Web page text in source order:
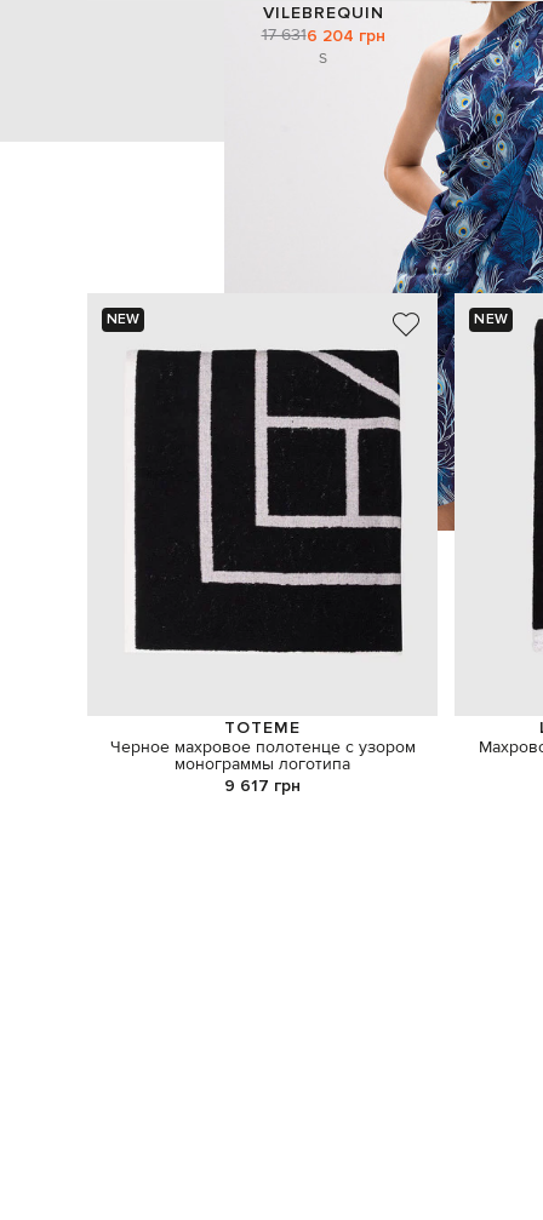
ИЩЕТЕ НОВЫЙ ОБРАЗ?
Давайте подберем что-то еще
Похожие товары
VILEBREQUIN
17 6316 204 грн
S
NEW
TOTEME
Черное махровое полотенце с узором
монограммы логотипа
9 617 грн
NEW